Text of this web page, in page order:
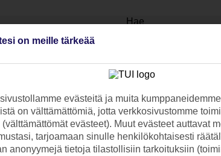
Hae
loma pian, sillä paikkoja on rajoitetusti.
TUI-sovellus nyt!
Lataa sovellus kätevästi lukemalla
QR-koodi puhelimesi kameralla.
on meille tärkeää
evästeitä ja muita
on välttämättömiä, jotta verkkosivustomme
evästeet). Muut evästeet auttavat
tarjoamaan sinulle henkilökohtaisesti
anonyymejä tietoja tilastollisiin tarkoituksiin